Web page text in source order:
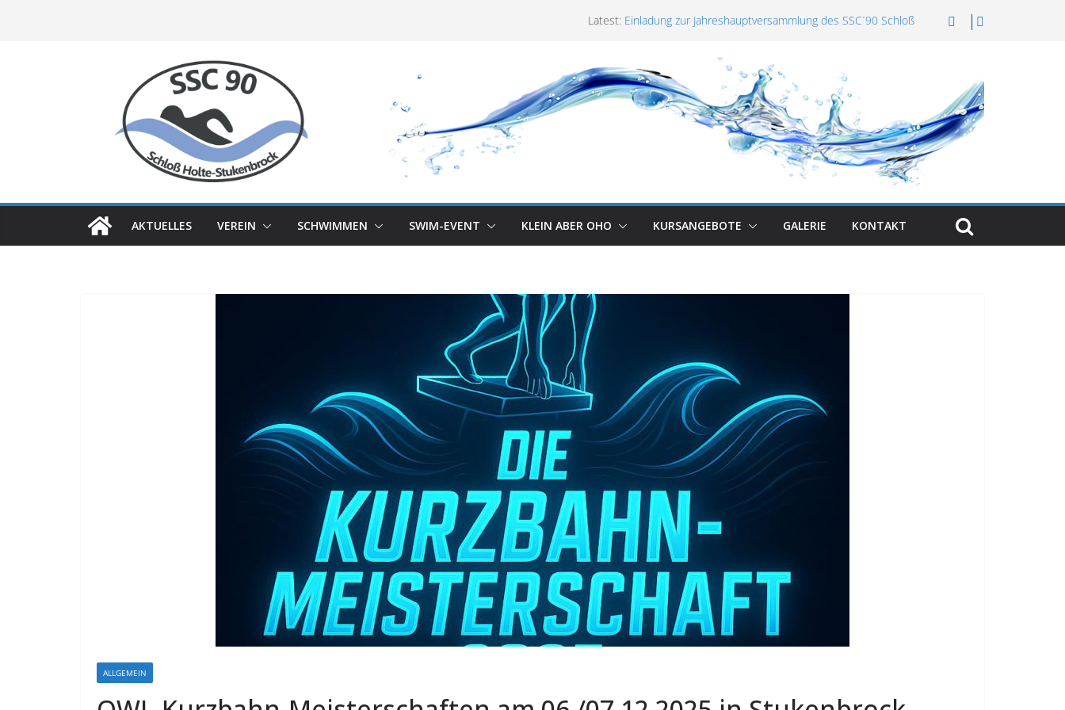
Latest: Einladung zur Jahreshauptversammlung des SSC´90 Schloß
Protokoll der Jahreshauptversammlung 2026
Masters starten in Dortmund-Hörde
SSC´90 gelingt der Start in die Langbahn-Saison
AKTUELLES VEREIN SCHWIMMEN SWIM-EVENT KLEIN ABER OHO KURSANGEBOTE GALERIE KONTAKT
ALLGEMEIN